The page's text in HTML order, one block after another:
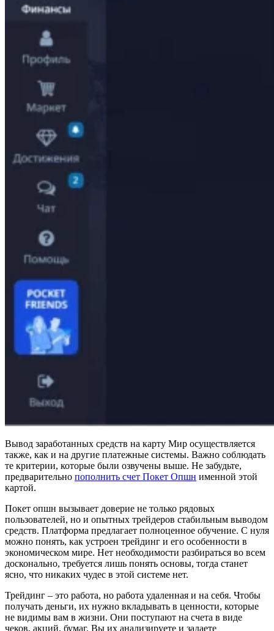
Вывод заработанных средств на карту Мир осуществляется
также, как и на другие платежные системы. Важно соблюдать
те критерии, которые были озвучены выше. Не забудьте,
предварительно пополнить счет Покет Опшн именной этой
картой.
Покет опшн вызывает доверие не только рядовых
пользователей, но и опытных трейдеров стабильным выводом
средств. Платформа предлагает полноценное обучение. С нуля
можно понять, как устроен трейдинг и его особенности в
экономическом мире. Нет необходимости разбираться во всем
досконально, требуется лишь понять основы, тогда станет
ясно, что никаких чудес в этой системе нет.
Трейдинг – это работа, но работа удаленная и на себя. Чтобы
получать деньги, их нужно вкладывать в ценности, которые
не видимы вам в жизни. Они поступают на счета в виде
чеков, акций, бумаг. Вы их анализируете и задаете